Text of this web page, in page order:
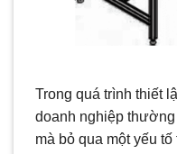
Trong quá trình thiết
doanh nghiệp
mà bỏ qua một yếu